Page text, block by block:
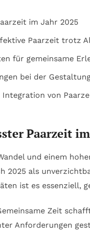
im Jahr 2025
Paarzeit trotz
für gemeinsame
bei der
von
Paarzeit
und einem
2025 als
ist es essenziell,
Zeit
Anforderungen